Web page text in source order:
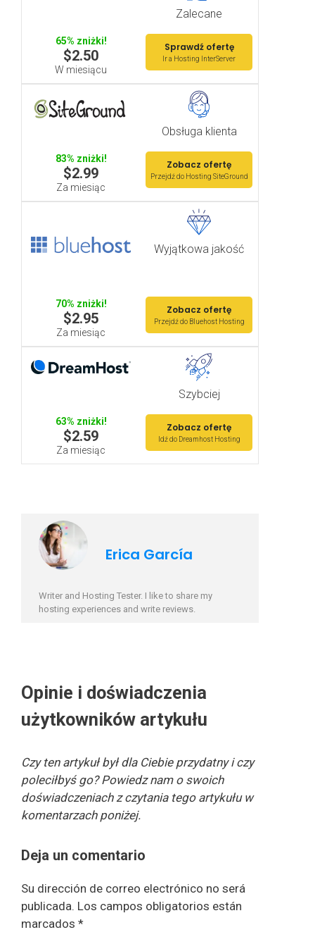
Zalecane
65% zniżki!
$2.50
W miesiącu
Sprawdź ofertę
Ir a Hosting InterServer
Obsługa klienta
83% zniżki!
$2.99
Za miesiąc
Zobacz ofertę
Przejdź do Hosting SiteGround
Wyjątkowa jakość
70% zniżki!
$2.95
Za miesiąc
Zobacz ofertę
Przejdź do Bluehost Hosting
Szybciej
63% zniżki!
$2.59
Za miesiąc
Zobacz ofertę
Idź do Dreamhost Hosting
Erica García
Writer and Hosting Tester. I like to share my
hosting experiences and write reviews.
Opinie i doświadczenia
użytkowników artykułu
Czy ten artykuł był dla Ciebie przydatny i czy
poleciłbyś go? Powiedz nam o swoich
doświadczeniach z czytania tego artykułu w
komentarzach poniżej.
Deja un comentario
Su dirección de correo electrónico no será
publicada. Los campos obligatorios están
marcados *